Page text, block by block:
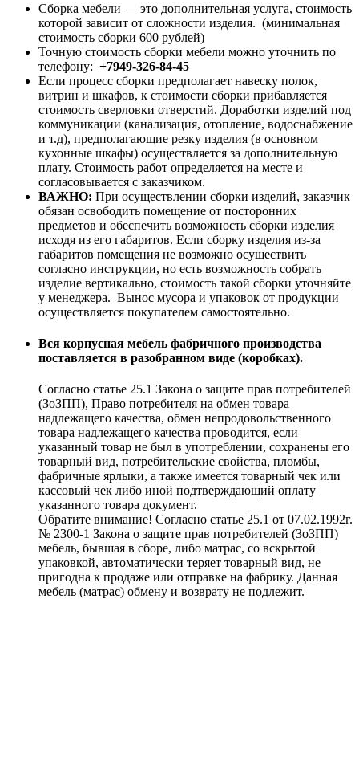
Сборка мебели — это дополнительная услуга, стоимость
которой зависит от сложности изделия. (минимальная
стоимость сборки 600 рублей)
Точную стоимость сборки мебели можно уточнить по
телефону: +7949-326-84-45
Если процесс сборки предполагает навеску полок,
витрин и шкафов, к стоимости сборки прибавляется
стоимость сверловки отверстий. Доработки изделий под
коммуникации (канализация, отопление, водоснабжение
и т.д), предполагающие резку изделия (в основном
кухонные шкафы) осуществляется за дополнительную
плату. Стоимость работ определяется на месте и
согласовывается с заказчиком.
ВАЖНО: При осуществлении сборки изделий, заказчик
обязан освободить помещение от посторонних
предметов и обеспечить возможность сборки изделия
исходя из его габаритов. Если сборку изделия из-за
габаритов помещения не возможно осуществить
согласно инструкции, но есть возможность собрать
изделие вертикально, стоимость такой сборки уточняйте
у менеджера. Вынос мусора и упаковок от продукции
осуществляется покупателем самостоятельно.
Вся корпусная мебель фабричного производства
поставляется в разобранном виде (коробках).
Согласно статье 25.1 Закона о защите прав потребителей
(ЗоЗПП), Право потребителя на обмен товара
надлежащего качества, обмен непродовольственного
товара надлежащего качества проводится, если
указанный товар не был в употреблении, сохранены его
товарный вид, потребительские свойства, пломбы,
фабричные ярлыки, а также имеется товарный чек или
кассовый чек либо иной подтверждающий оплату
указанного товара документ.
Обратите внимание! Согласно статье 25.1 от 07.02.1992г.
№ 2300-1 Закона о защите прав потребителей (ЗоЗПП)
мебель, бывшая в сборе, либо матрас, со вскрытой
упаковкой, автоматически теряет товарный вид, не
пригодна к продаже или отправке на фабрику. Данная
мебель (матрас) обмену и возврату не подлежит.